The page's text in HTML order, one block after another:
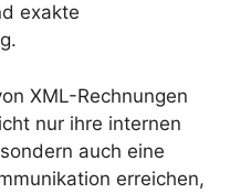
exakte
XML-Rechnungen
nur ihre internen
auch eine
erreichen,